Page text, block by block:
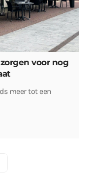
voor nog
meer tot een